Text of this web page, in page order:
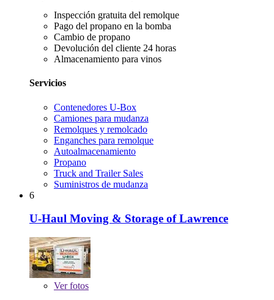
Inspección gratuita del remolque
Pago del propano en la bomba
Cambio de propano
Devolución del cliente 24 horas
Almacenamiento para vinos
Servicios
Contenedores U-Box
Camiones para mudanza
Remolques y remolcado
Enganches para remolque
Autoalmacenamiento
Propano
Truck and Trailer Sales
Suministros de mudanza
6
U-Haul Moving & Storage of Lawrence
Verfotos